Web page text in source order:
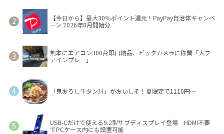
【今日から】最大30％ポイント還元！PayPay自治体キャンペ
ーン 2026年8月開始分
熊本にエアコン300台即日納品、ビックカメラに称賛「大フ
ァインプレー」
「鬼おろし牛タン丼」がおいしそ！夏限定で1110円～
USB-Cだけで使える9.2型サブディスプレイ登場 HDMI不要
でPCケース内にも設置可能